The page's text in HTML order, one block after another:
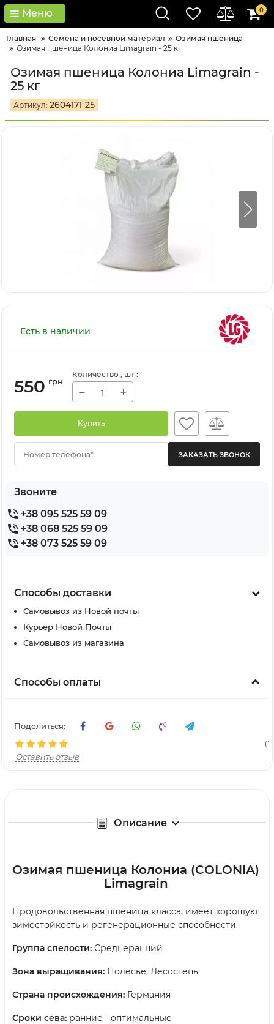
Меню 0
Главная Семена и посевной материал
Озимая пшеница
Озимая пшеница Колониа Limagrain - 25 кг
Озимая пшеница Колониа Limagrain -
25 кг
Артикул: 2604171-25
Есть в наличии
550 грн
Количество , шт :
− +
Купить
Номер телефона*
Звоните
+38 095 525 59 09
+38 068 525 59 09
+38 073 525 59 09
Способы доставки
Самовывоз из Новой почты
Курьер Новой Почты
Самовывоз из магазина
Способы оплаты
Поделиться:
(
Оставить отзыв
Описание
Озимая пшеница Колониа (COLONIA)
Limagrain
Продовольственная пшеница класса, имеет хорошую
зимостойкость и регенерационные способности.
Группа спелости: Среднеранний
Зона выращивания: Полесье, Лесостепь
Страна происхождения: Германия
Сроки сева: ранние - оптимальные